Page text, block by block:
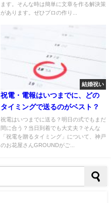
ます。そんな時は簡単に文章を作る解決策
があります。ぜひプロの作り...
結婚祝い
祝電・電報はいつまでに、どの
タイミングで送るのがベスト？
祝電はいつまでに送る？明日の式でもまだ
間に合う？当日到着でも大丈夫？そんな
「祝電を贈るタイミング」について、神戸
のお花屋さんGROUNDがご...